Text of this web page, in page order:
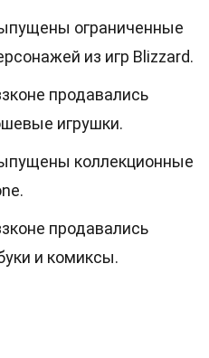
ограниченные
из игр Blizzard.
продавались
игрушки.
коллекционные
продавались
и комиксы.